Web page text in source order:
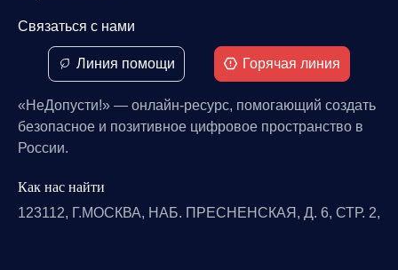
Связаться с нами
Линия помощи Горячая линия
«НеДопусти!» — онлайн-ресурс, помогающий создать
безопасное и позитивное цифровое пространство в
России.
Как нас найти
123112, Г.МОСКВА, НАБ. ПРЕСНЕНСКАЯ, Д. 6, СТР. 2,